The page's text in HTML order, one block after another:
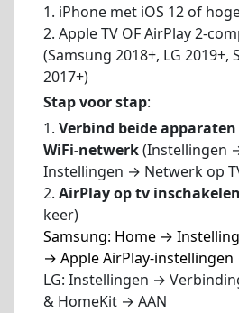
1. iPhone met iOS 12 of
2. Apple TV OF AirPlay 2-
(Samsung 2018+, LG 2019+,
2017+)
Stap voor stap:
1. Verbind beide
WiFi-netwerk(Instellingen
Instellingen → Netwerk op
2. AirPlay op tv inschakelen
keer)
Samsung: Home →
→ Apple AirPlay-instellingen
LG: Instellingen →
& HomeKit → AAN